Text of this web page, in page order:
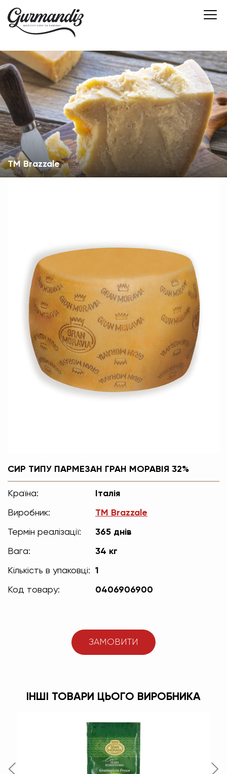
TM Brazzale
СИР ТИПУ ПАРМЕЗАН ГРАН МОРАВІЯ 32%
Країна: Італія
Виробник: TM Brazzale
Термін реалізації: 365 днів
Вага: 34 кг
Кількість в упаковці: 1
Код товару: 0406906900
ЗАМОВИТИ
ІНШІ ТОВАРИ ЦЬОГО ВИРОБНИКА